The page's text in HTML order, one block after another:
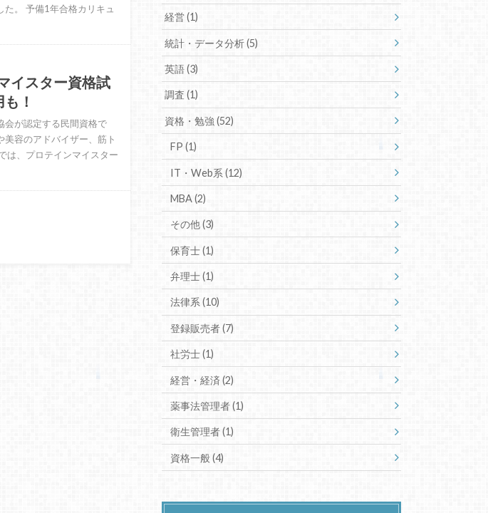
た。 予備1年合格カリキュ
イスター資格試
！
会が認定する民間資格で
容のアドバイザー、筋ト
は、プロテインマイスター
経営(1)
統計・データ分析(5)
英語(3)
調査(1)
資格・勉強(52)
FP (1)
IT・Web系 (12)
MBA(2)
その他(3)
保育士(1)
弁理士(1)
法律系(10)
登録販売者(7)
社労士(1)
経営・経済(2)
薬事法管理者(1)
衛生管理者(1)
資格一般(4)